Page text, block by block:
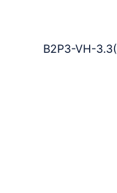
B2P3-VH-3.3(